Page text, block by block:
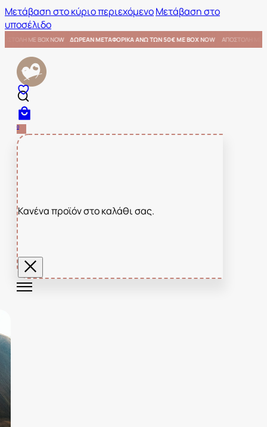
Μετάβαση στο κύριο περιεχόμενοΜετάβαση στο
υποσέλιδο
BOX NOW ΑΠΟΣΤΟΛΗ ΜΕ BOX NOW ΔΩΡΕΑΝ ΜΕΤΑΦΟΡΙΚΑ ΑΝΩ ΤΩΝ 50€ ΜΕ BOX NOW
0
Κανένα προϊόν στο καλάθι σας.